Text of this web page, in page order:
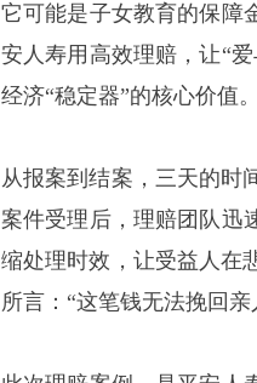
它可能是子女教育的保障
安人寿用高效理赔，让“
经济“稳定器”的核心价值。
从报案到结案，三天的时
案件受理后，理赔团队迅
缩处理时效，让受益人在
所言：“这笔钱无法挽回